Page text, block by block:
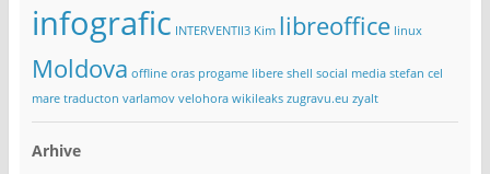
infografic INTERVENTII3 Kim libreoffice linux
Moldova offline oras progame libere shell social media stefan cel
mare traducton varlamov velohora wikileaks zugravu.eu zyalt
Arhive